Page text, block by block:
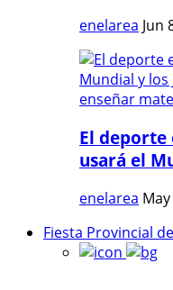
enelarea Jun
El deporte
usará el
enelarea
Fiesta Provincial